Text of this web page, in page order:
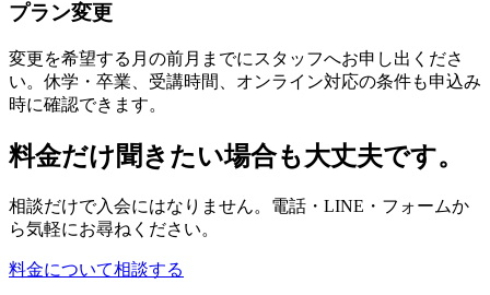
プラン変更
変更を希望する月の前月までにスタッフへお申し出くださ
い。休学・卒業、受講時間、オンライン対応の条件も申込み
時に確認できます。
料金だけ聞きたい場合も大丈夫です。
相談だけで入会にはなりません。電話・LINE・フォームか
ら気軽にお尋ねください。
料金について相談する